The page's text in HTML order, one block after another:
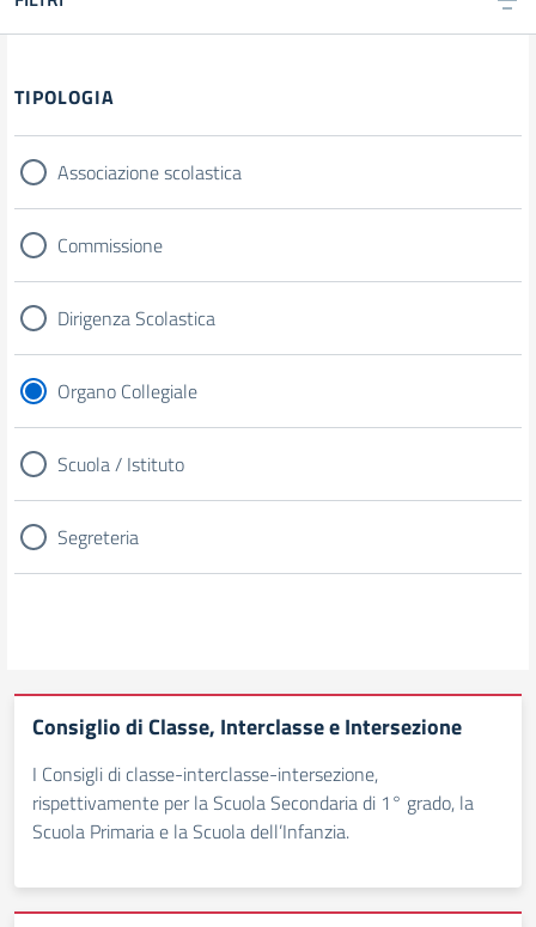
TIPOLOGIA
Associazione scolastica
Commissione
Dirigenza Scolastica
Organo Collegiale
Scuola / Istituto
Segreteria
Consiglio di Classe, Interclasse e Intersezione
I Consigli di classe-interclasse-intersezione,
rispettivamente per la Scuola Secondaria di 1° grado, la
Scuola Primaria e la Scuola dell’Infanzia.